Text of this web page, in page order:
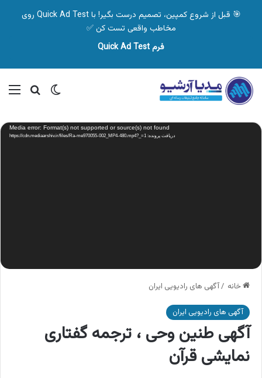
🎯 قبل از شروع کمپین، تصمیم درست بگیر! با Quick Ad Test روی
مخاطب واقعی تست کن ✅
فرم Quick Ad Test
تغییر پوسته
نمایشگر
ویدیو Media error: Format(s) not supported or source(s) not found
دریافت پرونده: https://cdn.mediaarshiv.ir/files/Ra-me970055-002_MP4-480.mp4?_=1
خانه /آگهی های رادیویی ایران
آگهی های رادیویی ایران
آگهی طنین وحی ، ترجمه گفتاری
نمایشی قرآن